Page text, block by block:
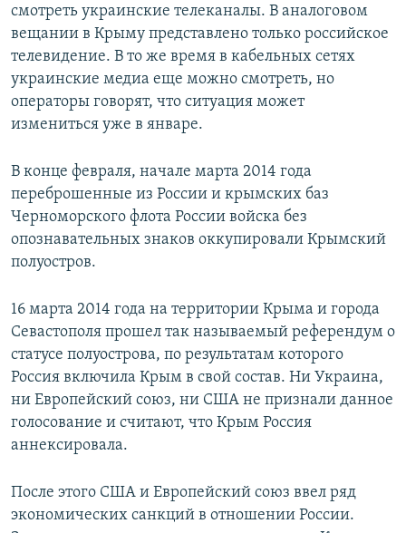
смотреть украинские телеканалы. В аналоговом
вещании в Крыму представлено только российское
телевидение. В то же время в кабельных сетях
украинские медиа еще можно смотреть, но
операторы говорят, что ситуация может
измениться уже в январе.
В конце февраля, начале марта 2014 года
переброшенные из России и крымских баз
Черноморского флота России войска без
опознавательных знаков оккупировали Крымский
полуостров.
16 марта 2014 года на территории Крыма и города
Севастополя прошел так называемый референдум о
статусе полуострова, по результатам которого
Россия включила Крым в свой состав. Ни Украина,
ни Европейский союз, ни США не признали данное
голосование и считают, что Крым Россия
аннексировала.
После этого США и Европейский союз ввел ряд
экономических санкций в отношении России.